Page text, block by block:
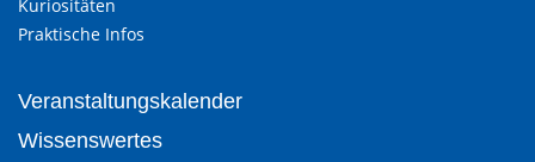
Kuriositäten
Praktische Infos
Veranstaltungskalender
Wissenswertes